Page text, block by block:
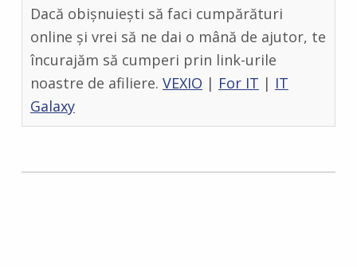
Dacă obișnuiești să faci cumpărături
online și vrei să ne dai o mână de ajutor, te
încurajăm să cumperi prin link-urile
noastre de afiliere. VEXIO | For IT | IT
Galaxy